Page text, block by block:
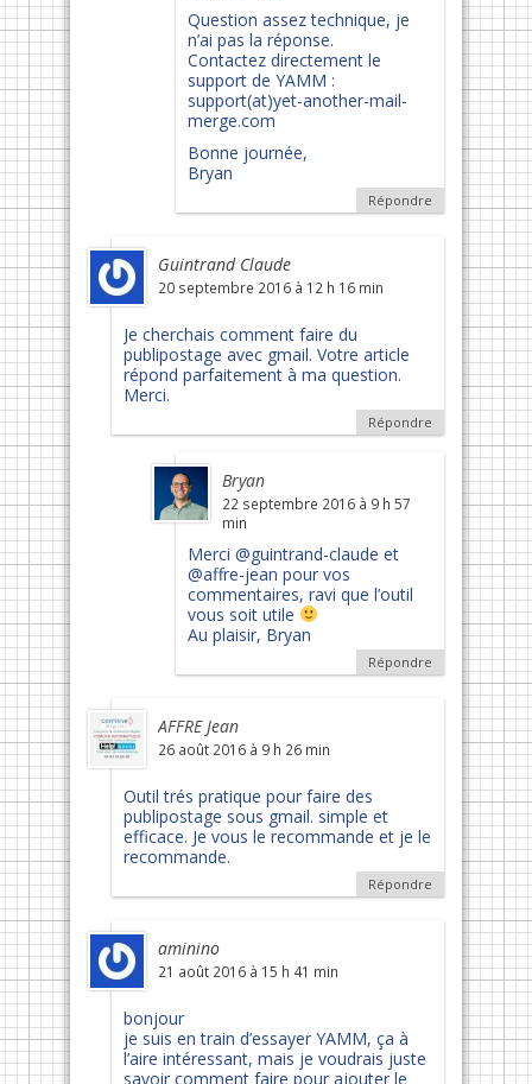
Question assez technique, je
n’ai pas la réponse.
Contactez directement le
support de YAMM :
support(at)yet-another-mail-
merge.com
Bonne journée,
Bryan
Répondre
Guintrand Claude
20 septembre 2016 à 12 h 16 min
Je cherchais comment faire du
publipostage avec gmail. Votre article
répond parfaitement à ma question.
Merci.
Répondre
Bryan
22 septembre 2016 à 9 h 57
min
Merci @guintrand-claude et
@affre-jean pour vos
commentaires, ravi que l’outil
vous soit utile
Au plaisir, Bryan
Répondre
AFFRE Jean
26 août 2016 à 9 h 26 min
Outil trés pratique pour faire des
publipostage sous gmail. simple et
efficace. Je vous le recommande et je le
recommande.
Répondre
aminino
21 août 2016 à 15 h 41 min
bonjour
je suis en train d’essayer YAMM, ça à
l’aire intéressant, mais je voudrais juste
savoir comment faire pour ajouter le